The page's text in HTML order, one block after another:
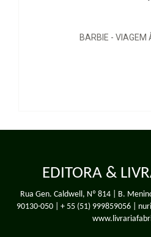
- VIAGEM ÀS ESTRELAS
EDITORA &
Rua Gen. Caldwell, Nº 814 | B.
90130-050 | + 55 (51) 999859056|